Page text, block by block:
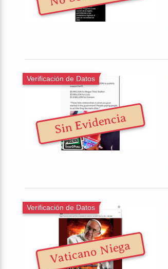
Verificación de Datos
Sin Evidencia
Verificación de Datos
Vaticano Niega